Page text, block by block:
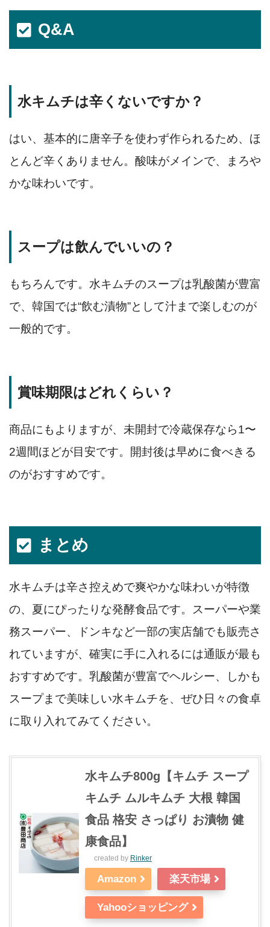
Q&A
水キムチは辛くないですか？
はい、基本的に唐辛子を使わず作られるため、ほ
とんど辛くありません。酸味がメインで、まろや
かな味わいです。
スープは飲んでいいの？
もちろんです。水キムチのスープは乳酸菌が豊富
で、韓国では“飲む漬物”として汁まで楽しむのが
一般的です。
賞味期限はどれくらい？
商品にもよりますが、未開封で冷蔵保存なら1〜
2週間ほどが目安です。開封後は早めに食べきる
のがおすすめです。
まとめ
水キムチは辛さ控えめで爽やかな味わいが特徴
の、夏にぴったりな発酵食品です。スーパーや業
務スーパー、ドンキなど一部の実店舗でも販売さ
れていますが、確実に手に入れるには通販が最も
おすすめです。乳酸菌が豊富でヘルシー、しかも
スープまで美味しい水キムチを、ぜひ日々の食卓
に取り入れてみてください。
水キムチ800g【キムチ スープ
キムチ ムルキムチ 大根 韓国
食品 格安 さっぱり お漬物 健
康食品】
created by Rinker
Amazon 楽天市場
Yahooショッピング